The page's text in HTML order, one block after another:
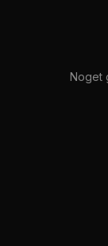
Noget